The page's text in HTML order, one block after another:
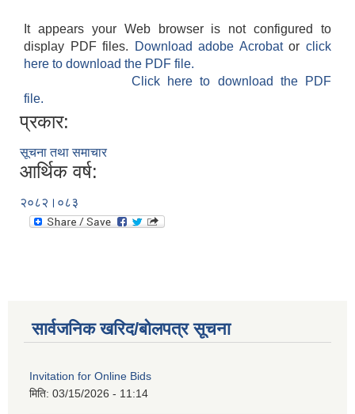
It appears your Web browser is not configured to
display PDF files.
Download adobe Acrobatorclick
here to download the PDF file.
Click here to download the PDF
file.
प्रकार:
सूचना तथा समाचार
आर्थिक वर्ष:
२०८२।०८३
सार्वजनिक खरिद/बोलपत्र सूचना
Invitation for Online Bids
मिति: 03/15/2026 - 11:14